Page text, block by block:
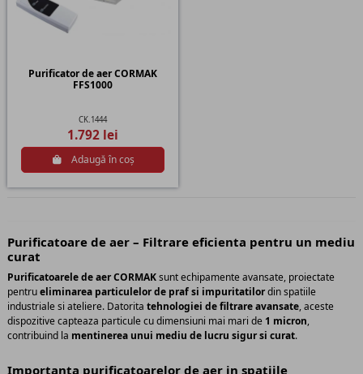
Purificator de aer CORMAK
FFS1000
CK.1444
1.792 lei
Adaugă în coș
Purificatoare de aer – Filtrare eficienta pentru un mediu
curat
Purificatoarele de aer CORMAKsunt echipamente avansate, proiectate
pentrueliminarea particulelor de praf si impuritatilordin spatiile
industriale si ateliere. Datorita tehnologiei de filtrare avansate, aceste
dispozitive capteaza particule cu dimensiuni mai mari de 1 micron,
contribuind la mentinerea unui mediu de lucru sigur si curat.
Importanta purificatoarelor de aer in spatiile